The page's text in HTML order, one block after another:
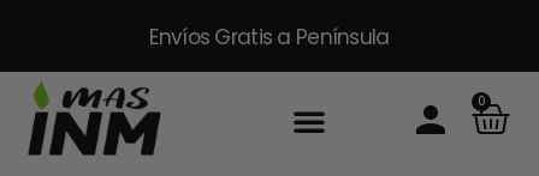
Envíos Gratis a Península
0